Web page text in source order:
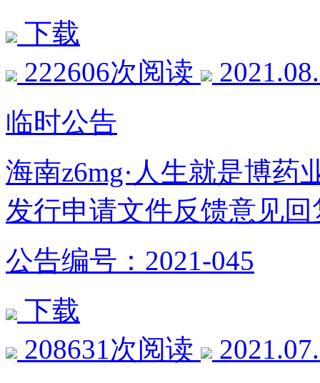
下载
222606次阅读
临时公告
海南z6mg·人生就是博药
发行申请文件反馈意见
公告编号：2021-045
下载
208631次阅读